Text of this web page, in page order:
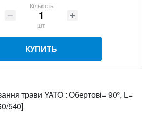
Кількість
шт
КУПИТЬ
трави YATO : Обертові= 90°, L=
540]